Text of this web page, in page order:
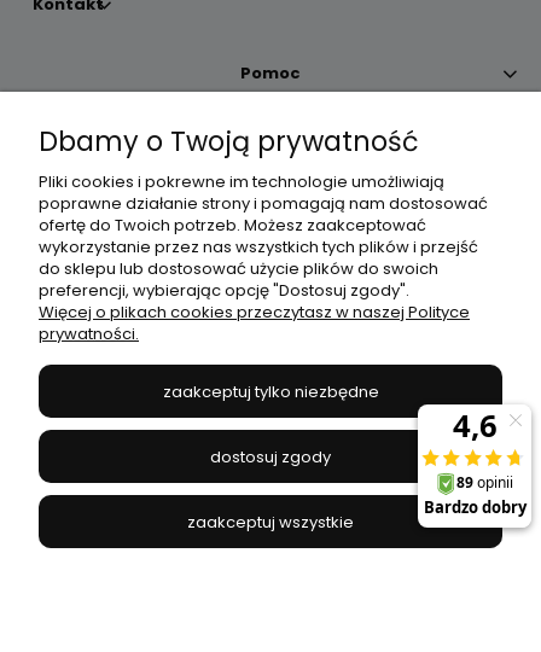
Pomoc
Moje konto
Płatności i dostawa
Informacje
JANEX
669-050-03-43
504 545 749//E-mail:sklep@janexmarket.pl
Dbamy o Twoją prywatność
Pliki cookies i pokrewne im technologie umożliwiają
poprawne działanie strony i pomagają nam dostosować
ofertę do Twoich potrzeb. Możesz zaakceptować
wykorzystanie przez nas wszystkich tych plików i przejść
do sklepu lub dostosować użycie plików do swoich
preferencji, wybierając opcję "Dostosuj zgody".
Więcej o plikach cookies przeczytasz w naszej Polityce
prywatności.
zaakceptuj tylko niezbędne
dostosuj zgody
zaakceptuj wszystkie